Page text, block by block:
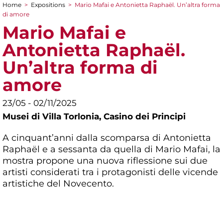
You are here
Home > Expositions > Mario Mafai e Antonietta Raphaël. Un’altra forma
di amore
Mario Mafai e
Antonietta Raphaël.
Un’altra forma di
amore
23/05 - 02/11/2025
Musei di Villa Torlonia, Casino dei Principi
A cinquant’anni dalla scomparsa di Antonietta
Raphaël e a sessanta da quella di Mario Mafai, la
mostra propone una nuova riflessione sui due
artisti considerati tra i protagonisti delle vicende
artistiche del Novecento.